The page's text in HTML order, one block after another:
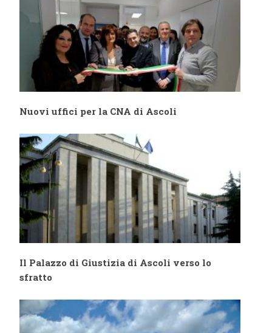
Nuovi uffici per la CNA di Ascoli
Il Palazzo di Giustizia di Ascoli verso lo
sfratto